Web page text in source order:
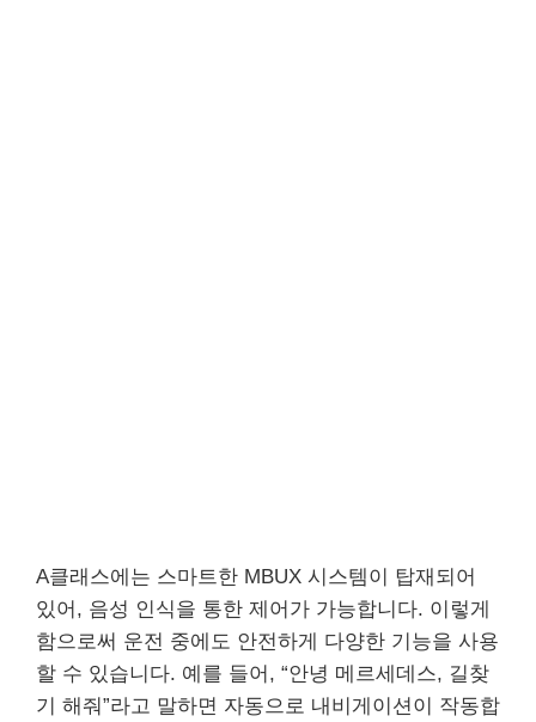
A클래스에는 스마트한 MBUX 시스템이 탑재되어
있어, 음성 인식을 통한 제어가 가능합니다. 이렇게
함으로써 운전 중에도 안전하게 다양한 기능을 사용
할 수 있습니다. 예를 들어, “안녕 메르세데스, 길찾
기 해줘”라고 말하면 자동으로 내비게이션이 작동합